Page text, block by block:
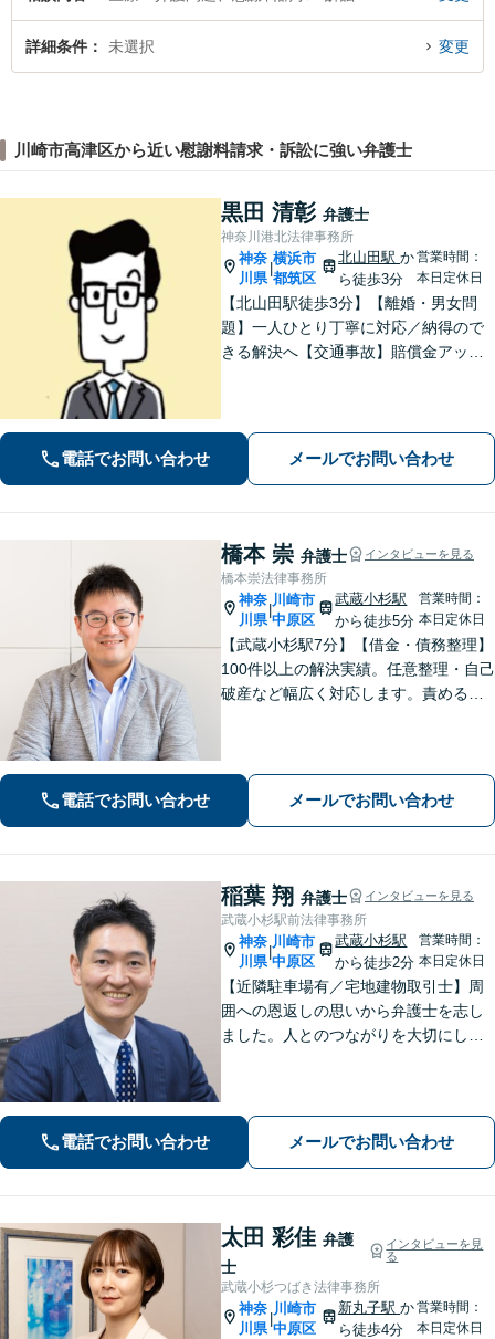
詳細条件 未選択 変更
川崎市高津区から近い慰謝料請求・訴訟に強い弁護士
黒田 清彰 弁護士
神奈川港北法律事務所
神奈
川県
横浜市
都筑区
北山田駅か
ら徒歩3分
営業時間：
本日定休日
【北山田駅徒歩3分】【離婚・男女問
題】一人ひとり丁寧に対応／納得ので
きる解決へ【交通事故】賠償金アップ
生活のフォローも行います。
電話でお問い合わせ メールでお問い合わせ
橋本 崇 弁護士 インタビューを見る
橋本崇法律事務所
神奈
川県
|
川崎市
中原区
武蔵小杉駅
から徒歩5分
営業時間：
本日定休日
【武蔵小杉駅7分】【借金・債務整理】
100件以上の解決実績。任意整理・自己
破産など幅広く対応します。責めるこ
室】【土日祝日面談可】
電話でお問い合わせ メールでお問い合わせ
稲葉 翔 弁護士 インタビューを見る
武蔵小杉駅前法律事務所
神奈
川県
|
川崎市
中原区
武蔵小杉駅
から徒歩2分
営業時間：
本日定休日
【近隣駐車場有／宅地建物取引士】周
囲への恩返しの思いから弁護士を志し
ました。人とのつながりを大切にし、
一人で抱え込まず、まずはご相談くだ
さい。
電話でお問い合わせ メールでお問い合わせ
太田 彩佳 弁護
士
インタビューを見
る
武蔵小杉つばき法律事務所
神奈
川県
|
川崎市
中原区
新丸子駅か
ら徒歩4分
営業時間：
本日定休日